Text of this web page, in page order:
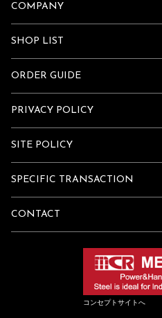
COMPANY
SHOP LIST
ORDER GUIDE
PRIVACY POLICY
SITE POLICY
SPECIFIC TRANSACTION
CONTACT
コンセプトサイトへ